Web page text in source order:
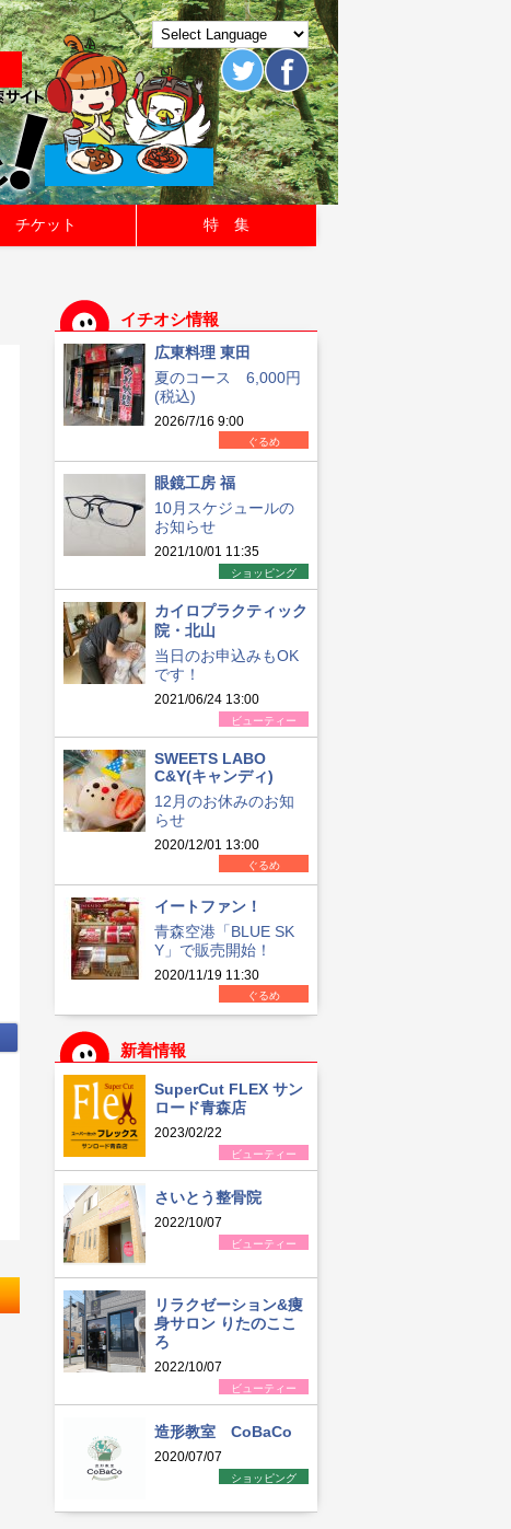
チケット 特 集
イチオシ情報
広東料理 東田
夏のコース 6,000円
(税込)
2026/7/16 9:00
ぐるめ
眼鏡工房 福
10月スケジュールの
お知らせ
2021/10/01 11:35
ショッピング
カイロプラクティック
院・北山
当日のお申込みもOK
です！
2021/06/24 13:00
ビューティー
SWEETS LABO
C&Y(キャンディ)
12月のお休みのお知
らせ
2020/12/01 13:00
ぐるめ
イートファン！
青森空港「BLUE SK
Y」で販売開始！
2020/11/19 11:30
ぐるめ
新着情報
SuperCut FLEX サン
ロード青森店
2023/02/22
ビューティー
さいとう整骨院
2022/10/07
ビューティー
リラクゼーション&痩
身サロン りたのここ
ろ
2022/10/07
ビューティー
造形教室 CoBaCo
2020/07/07
ショッピング